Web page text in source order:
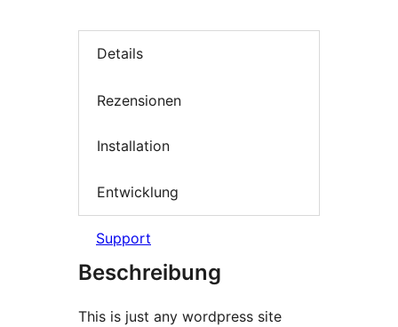
Details
Rezensionen
Installation
Entwicklung
Support
Beschreibung
This is just any wordpress site